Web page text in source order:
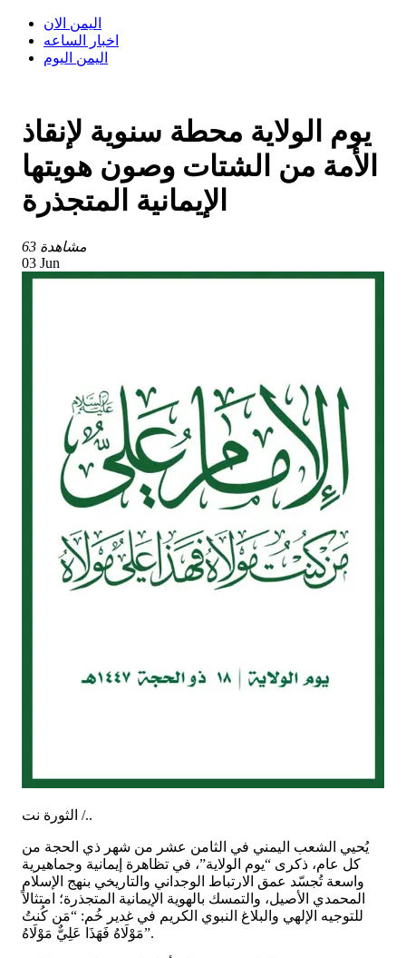
اليمن الان
اخبار الساعه
اليمن اليوم
يوم الولاية محطة سنوية لإنقاذ
الأمة من الشتات وصون هويتها
الإيمانية المتجذرة
63 مشاهدة
03 Jun
الثورة نت /..
يُحيي الشعب اليمني في الثامن عشر من شهر ذي الحجة من
كل عام، ذكرى “يوم الولاية”، في تظاهرة إيمانية وجماهيرية
واسعة تُجسّد عمق الارتباط الوجداني والتاريخي بنهج الإسلام
المحمدي الأصيل، والتمسك بالهوية الإيمانية المتجذرة؛ امتثالاً
للتوجيه الإلهي والبلاغ النبوي الكريم في غدير خُم: “مَن كُنتُ
مَوْلَاهُ فَهَذَا عَلِيٌّ مَوْلَاهُ”.